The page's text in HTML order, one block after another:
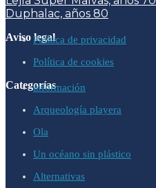
Duphalac, años 80
Aviso legalPolítica de privacidad
Política de cookies
Categoríasinformación
Arqueología playera
Ola
Un océano sin plástico
Alternativas